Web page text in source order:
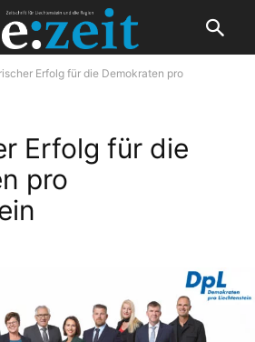
Erfolg für die Demokraten pro
Erfolg für die
pro